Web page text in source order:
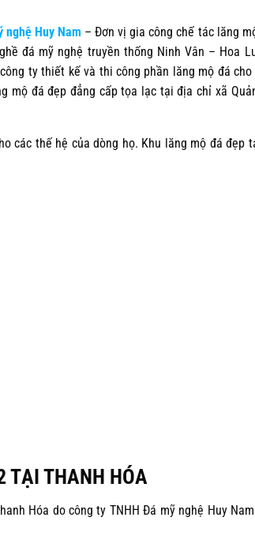
nghệ Huy Nam – Đơn vị gia công chế tác lăng
đá mỹ nghệ truyền thống Ninh Vân – Hoa
ty thiết kế và thi công phần lăng mộ đá
mộ đá đẹp đẳng cấp tọa lạc tại địa chỉ xã
các thế hệ của dòng họ. Khu lăng mộ đá đẹp
TẠI THANH HÓA
Hóa do công ty TNHH Đá mỹ nghệ Huy